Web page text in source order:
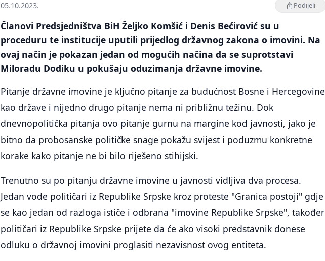
05.10.2023. Podijeli
Članovi Predsjedništva BiH Željko Komšić i Denis Bećirović su u
proceduru te institucije uputili prijedlog državnog zakona o imovini. Na
ovaj način je pokazan jedan od mogućih načina da se suprotstavi
Miloradu Dodiku u pokušaju oduzimanja državne imovine.
Pitanje državne imovine je ključno pitanje za budućnost Bosne i Hercegovine
kao države i nijedno drugo pitanje nema ni približnu težinu. Dok
dnevnopolitička pitanja ovo pitanje gurnu na margine kod javnosti, jako je
bitno da probosanske političke snage pokažu svijest i poduzmu konkretne
korake kako pitanje ne bi bilo riješeno stihijski.
Trenutno su po pitanju državne imovine u javnosti vidljiva dva procesa.
Jedan vode političari iz Republike Srpske kroz proteste "Granica postoji" gdje
se kao jedan od razloga ističe i odbrana "imovine Republike Srpske", također
političari iz Republike Srpske prijete da će ako visoki predstavnik donese
odluku o državnoj imovini proglasiti nezavisnost ovog entiteta.